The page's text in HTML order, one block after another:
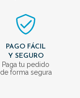
PAGO FÁCIL
Y SEGURO
Paga tu pedido
de forma segura